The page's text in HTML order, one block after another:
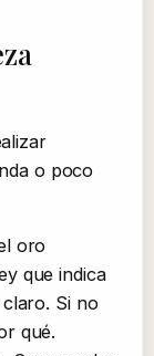
o poco
oro
que indica
Si no
qué.